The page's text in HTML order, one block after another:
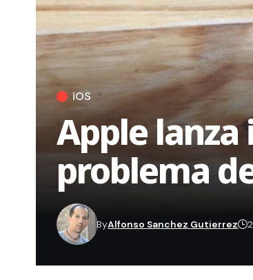
iOS
Apple lanza
problema
ByAlfonso Sanchez Gutierrez